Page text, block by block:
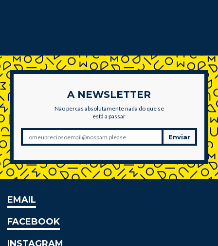
A NEWSLETTER
Não percas absolutamente nada do que se
está a passar
Enviar
EMAIL
FACEBOOK
INSTAGRAM